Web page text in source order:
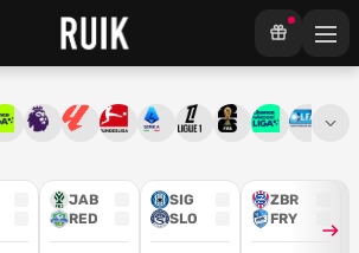
JAB
RED
SIG
SLO
ZBR
FRY
liga
Chance ligaPremier League
La LigaBundesliga
Serie ALigue 1Mistrovství světa
Chance3. ČFL